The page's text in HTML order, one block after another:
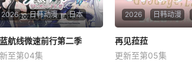
2026 日韩动漫 日本
山根希美
大地叶
航线微速前行第二季
至第04集
2026 日韩动漫
再见菈菈
菱川花菜
再见菈菈
更新至第05集